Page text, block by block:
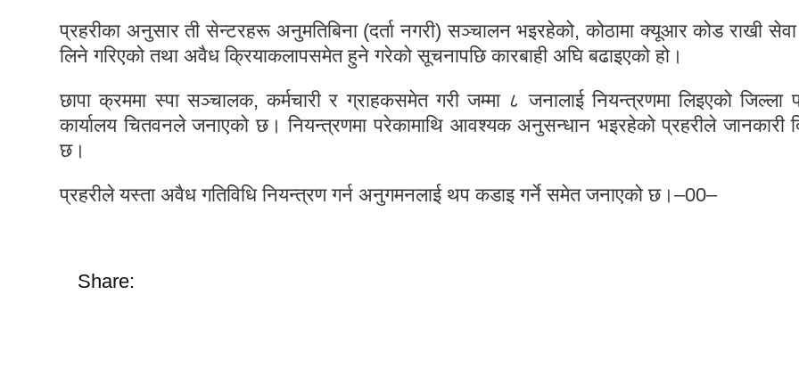
प्रहरीका अनुसार ती सेन्टरहरू अनुमतिबिना (दर्ता नगरी) सञ्चालन भइरहेको, कोठामा क्यूआर कोड राखी
लिने गरिएको तथा अवैध क्रियाकलापसमेत हुने गरेको सूचनापछि कारबाही अघि बढाइएको हो।
छापा क्रममा स्पा सञ्चालक, कर्मचारी र ग्राहकसमेत गरी जम्मा ८ जनालाई नियन्त्रणमा लिइएको जिल्ला
कार्यालय चितवनले जनाएको छ। नियन्त्रणमा परेकामाथि आवश्यक अनुसन्धान भइरहेको प्रहरीले जानकारी
छ।
प्रहरीले यस्ता अवैध गतिविधि नियन्त्रण गर्न अनुगमनलाई थप कडाइ गर्ने समेत जनाएको छ।–00–
Share: